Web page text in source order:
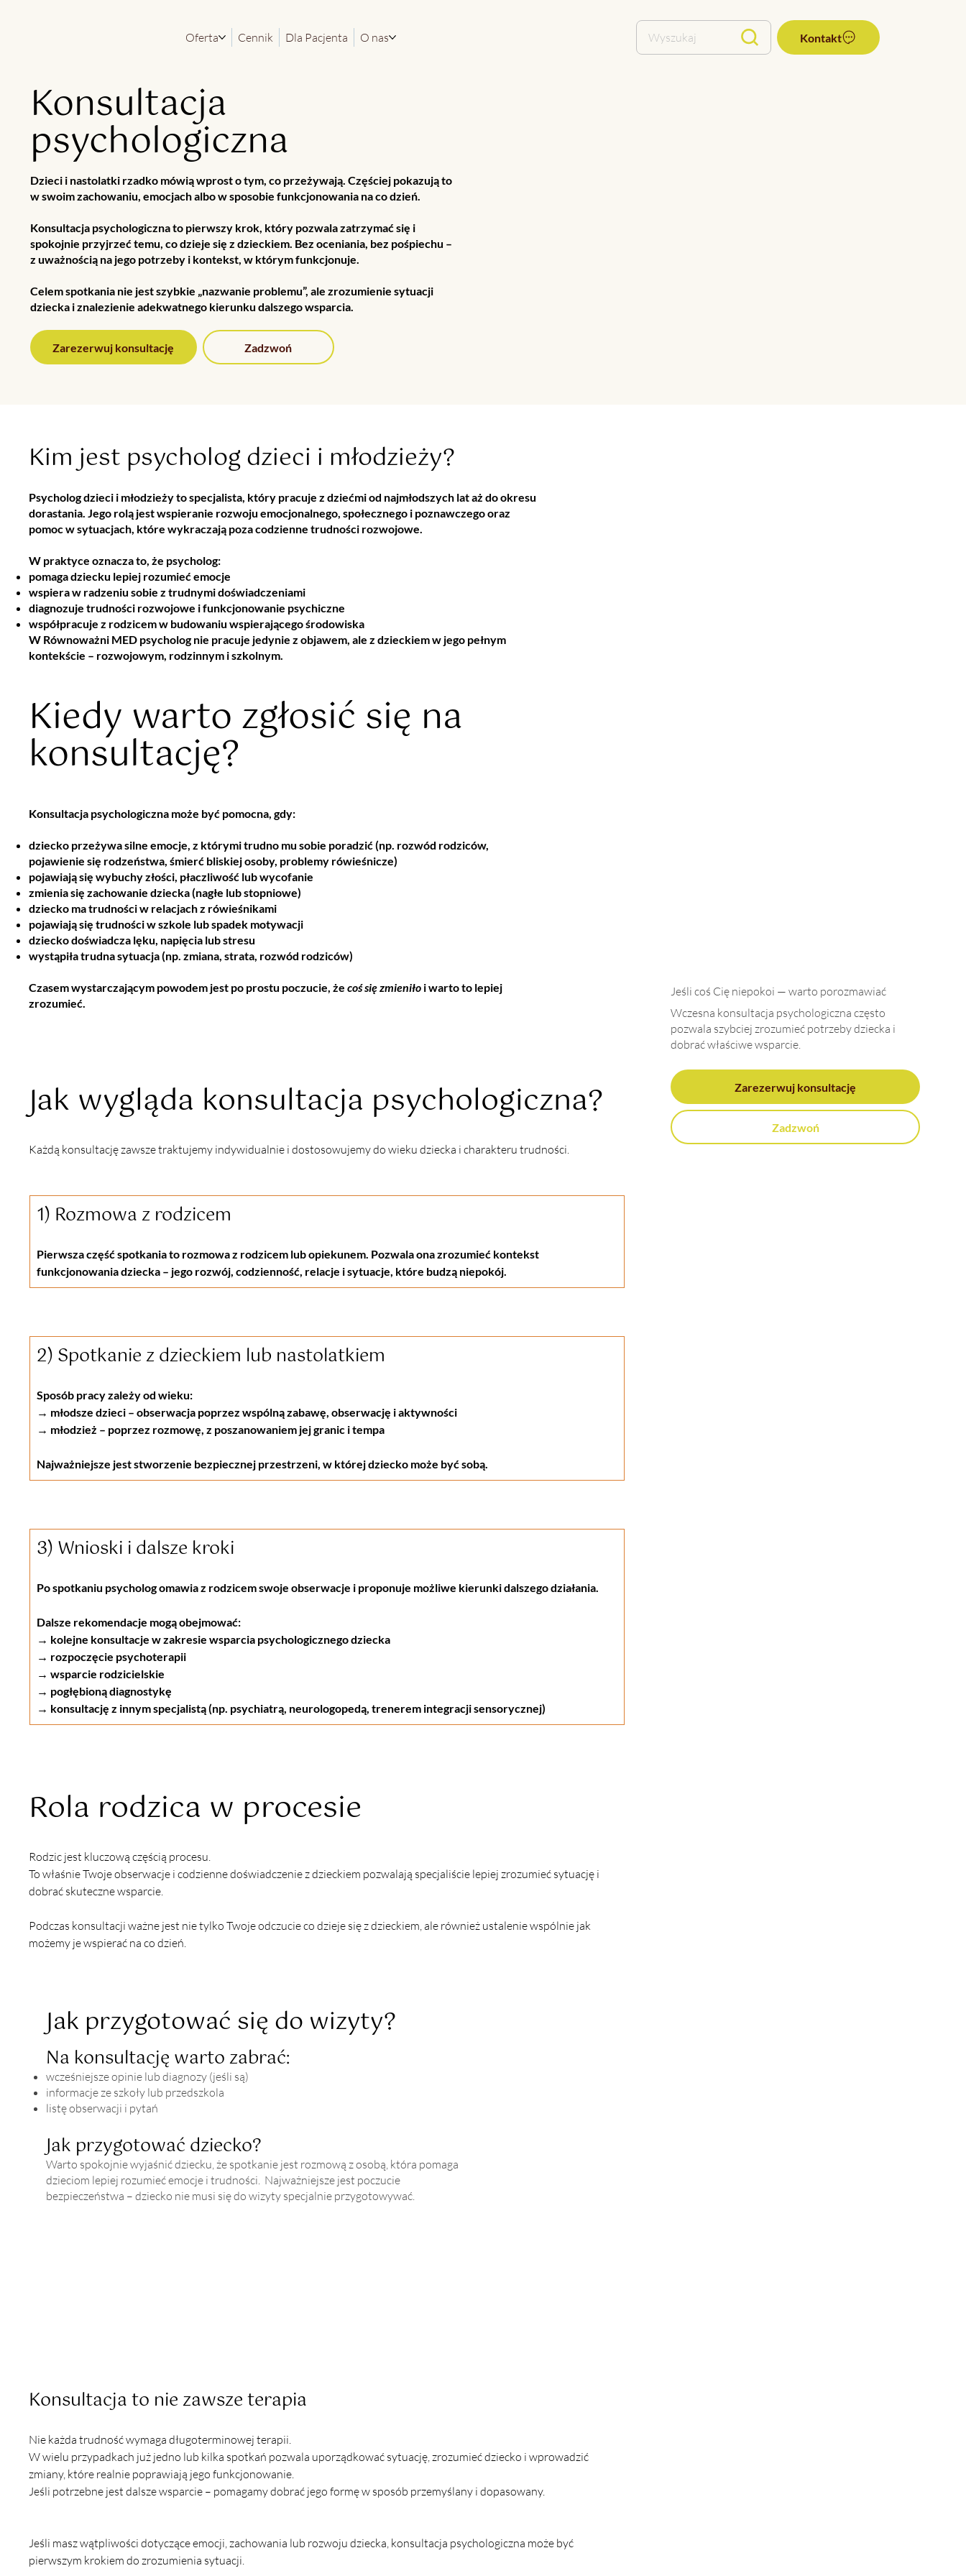
Oferta Cennik Dla Pacjenta O nas Wyszukaj
Konsultacja
psychologiczna
Dzieci i nastolatki rzadko mówią wprost o tym, co przeżywają. Częściej pokazują to
w swoim zachowaniu, emocjach albo w sposobie funkcjonowania na co dzień.
Konsultacja psychologiczna to pierwszy krok, który pozwala zatrzymać się i
spokojnie przyjrzeć temu, co dzieje się z dzieckiem. Bez oceniania, bez pośpiechu –
z uważnością na jego potrzeby i kontekst, w którym funkcjonuje.
Celem spotkania nie jest szybkie „nazwanie problemu”, ale zrozumienie sytuacji
dziecka i znalezienie adekwatnego kierunku dalszego wsparcia.
Zarezerwuj konsultację Zadzwoń
Jeśli coś Cię niepokoi — warto porozmawiać
Wczesna konsultacja psychologiczna często
pozwala szybciej zrozumieć potrzeby dziecka i
dobrać właściwe wsparcie.
Zarezerwuj konsultację
Zadzwoń
Kim jest psycholog dzieci i młodzieży?
Psycholog dzieci i młodzieży to specjalista, który pracuje z dziećmi od najmłodszych lat aż do okresu
dorastania. Jego rolą jest wspieranie rozwoju emocjonalnego, społecznego i poznawczego oraz
pomoc w sytuacjach, które wykraczają poza codzienne trudności rozwojowe.
W praktyce oznacza to, że psycholog:
pomaga dziecku lepiej rozumieć emocje
wspiera w radzeniu sobie z trudnymi doświadczeniami
diagnozuje trudności rozwojowe i funkcjonowanie psychiczne
współpracuje z rodzicem w budowaniu wspierającego środowiska
W Równoważni MED psycholog nie pracuje jedynie z objawem, ale z dzieckiem w jego pełnym
kontekście – rozwojowym, rodzinnym i szkolnym.
Kiedy warto zgłosić się na
konsultację?
Konsultacja psychologiczna może być pomocna, gdy:
dziecko przeżywa silne emocje, z którymi trudno mu sobie poradzić (np. rozwód rodziców,
pojawienie się rodzeństwa, śmierć bliskiej osoby, problemy rówieśnicze)
pojawiają się wybuchy złości, płaczliwość lub wycofanie
zmienia się zachowanie dziecka (nagłe lub stopniowe)
dziecko ma trudności w relacjach z rówieśnikami
pojawiają się trudności w szkole lub spadek motywacji
dziecko doświadcza lęku, napięcia lub stresu
wystąpiła trudna sytuacja (np. zmiana, strata, rozwód rodziców)
Czasem wystarczającym powodem jest po prostu poczucie, że coś się zmieniło i warto to lepiej
zrozumieć.
Jak wygląda konsultacja psychologiczna?
Każdą konsultację zawsze traktujemy indywidualnie i dostosowujemy do wieku dziecka i charakteru trudności.
1) Rozmowa z rodzicem
Pierwsza część spotkania to rozmowa z rodzicem lub opiekunem. Pozwala ona zrozumieć kontekst
funkcjonowania dziecka – jego rozwój, codzienność, relacje i sytuacje, które budzą niepokój.
2) Spotkanie z dzieckiem lub nastolatkiem
Sposób pracy zależy od wieku:
→ młodsze dzieci – obserwacja poprzez wspólną zabawę, obserwację i aktywności
→ młodzież – poprzez rozmowę, z poszanowaniem jej granic i tempa
Najważniejsze jest stworzenie bezpiecznej przestrzeni, w której dziecko może być sobą.
3) Wnioski i dalsze kroki
Po spotkaniu psycholog omawia z rodzicem swoje obserwacje i proponuje możliwe kierunki dalszego działania.
Dalsze rekomendacje mogą obejmować:
→ kolejne konsultacje w zakresie wsparcia psychologicznego dziecka
→ rozpoczęcie psychoterapii
→ wsparcie rodzicielskie
→ pogłębioną diagnostykę
→ konsultację z innym specjalistą (np. psychiatrą, neurologopedą, trenerem integracji sensorycznej)
Rola rodzica w procesie
Rodzic jest kluczową częścią procesu.
To właśnie Twoje obserwacje i codzienne doświadczenie z dzieckiem pozwalają specjaliście lepiej zrozumieć sytuację i
dobrać skuteczne wsparcie.
Podczas konsultacji ważne jest nie tylko Twoje odczucie co dzieje się z dzieckiem, ale również ustalenie wspólnie jak
możemy je wspierać na co dzień.
Jak przygotować się do wizyty?
Na konsultację warto zabrać:
wcześniejsze opinie lub diagnozy (jeśli są)
informacje ze szkoły lub przedszkola
listę obserwacji i pytań
Jak przygotować dziecko?
Warto spokojnie wyjaśnić dziecku, że spotkanie jest rozmową z osobą, która pomaga
dzieciom lepiej rozumieć emocje i trudności. Najważniejsze jest poczucie
bezpieczeństwa – dziecko nie musi się do wizyty specjalnie przygotowywać.
Konsultacja to nie zawsze terapia
Nie każda trudność wymaga długoterminowej terapii.
W wielu przypadkach już jedno lub kilka spotkań pozwala uporządkować sytuację, zrozumieć dziecko i wprowadzić
zmiany, które realnie poprawiają jego funkcjonowanie.
Jeśli potrzebne jest dalsze wsparcie – pomagamy dobrać jego formę w sposób przemyślany i dopasowany.
Jeśli masz wątpliwości dotyczące emocji, zachowania lub rozwoju dziecka, konsultacja psychologiczna może być
pierwszym krokiem do zrozumienia sytuacji.